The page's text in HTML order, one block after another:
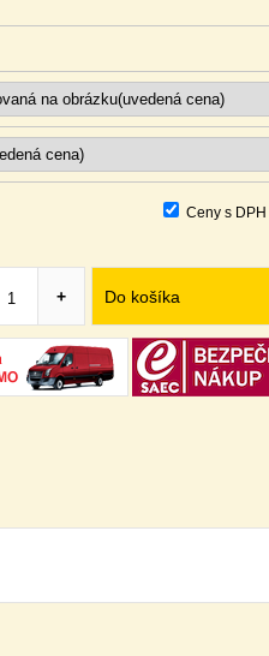
Ceny s DPH
Do košíka
+